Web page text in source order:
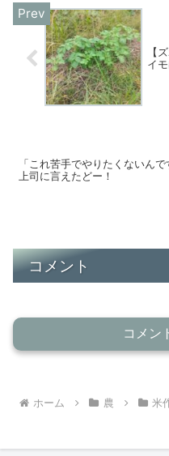
【
イ
「これ苦手でやりたくないん
上司に言えたどー！
コメント
コメン
ホーム 農 米